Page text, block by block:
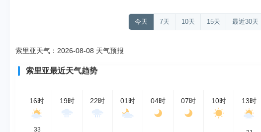
今天 7天 10天 15天 最近30天
索里亚天气：2026-08-08 天气预报
索里亚最近天气趋势
16时 19时 22时 01时 04时 07时 10时 13时